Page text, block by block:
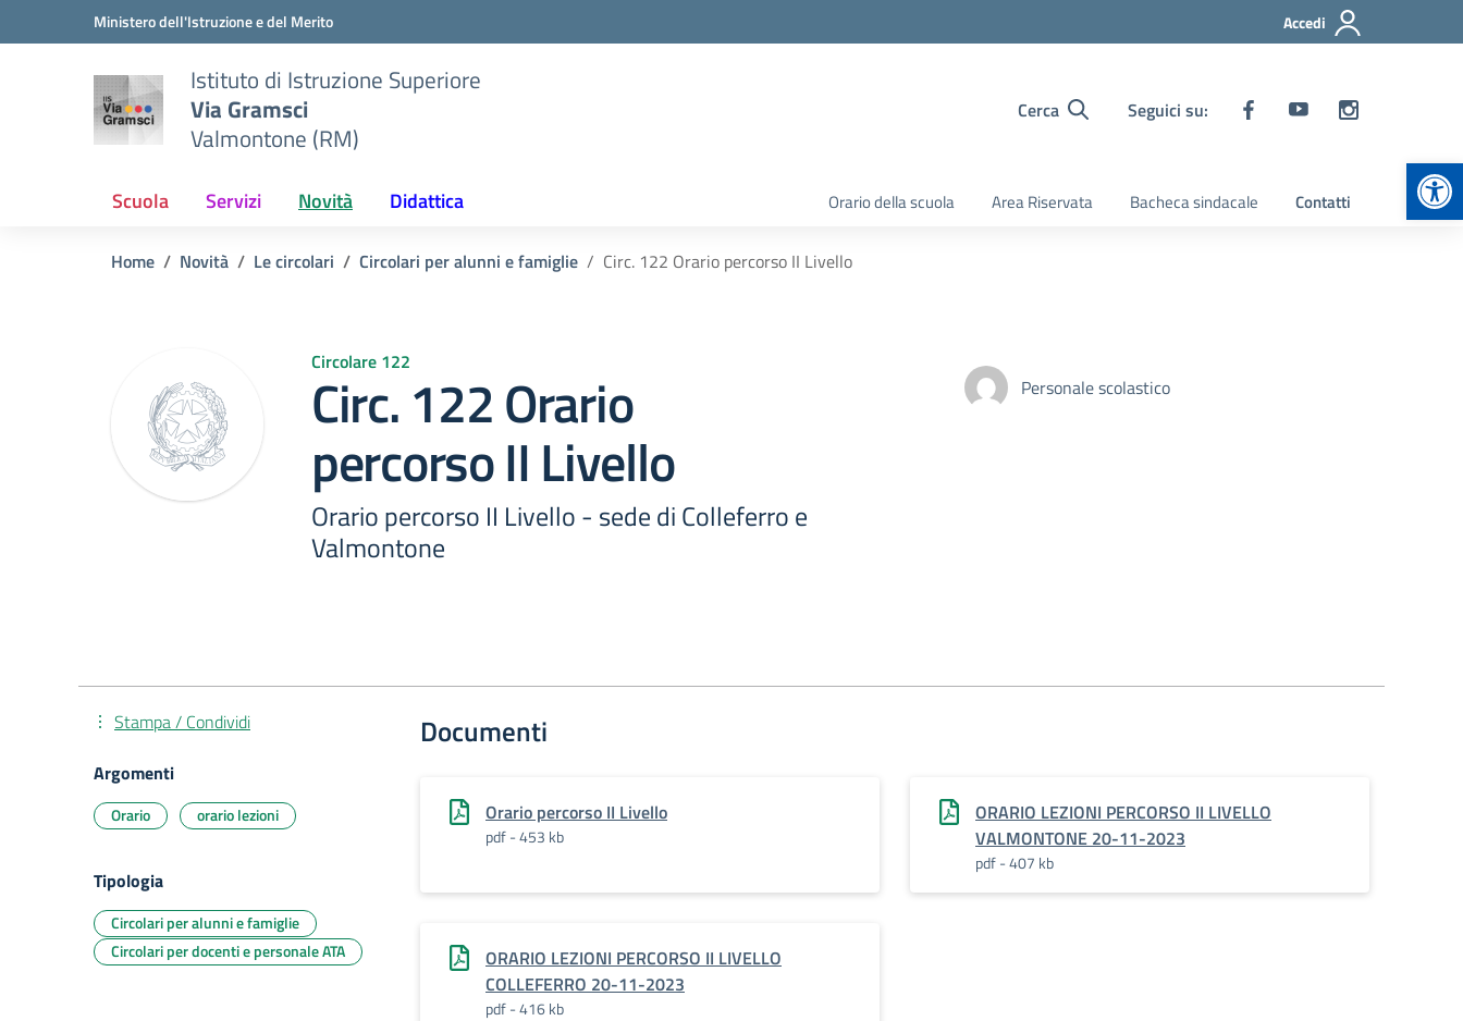
Vai ai contenuti
Vai al menu di navigazioneMinistero dell'Istruzione e del Merito Accedi
Istituto di Istruzione Superiore
Via Gramsci
Valmontone (RM)
Cerca Seguici su:
Scuola Servizi Novità Didattica Orario della scuola Area Riservata Bacheca sindacale Contatti
Home Novità Le circolari Circolari per alunni e famiglie Circ. 122 Orario percorso II Livello
Circolare 122
Circ. 122 Orario
percorso II Livello
Orario percorso II Livello - sede di Colleferro e
Valmontone
Personale scolastico
Documenti
Orario percorso II Livello
pdf - 453 kb
ORARIO LEZIONI PERCORSO II LIVELLO
VALMONTONE 20-11-2023
pdf - 407 kb
ORARIO LEZIONI PERCORSO II LIVELLO
COLLEFERRO 20-11-2023
pdf - 416 kb
Stampa / Condividi
Argomenti
Orario orario lezioni
Tipologia
Circolari per alunni e famiglie
Circolari per docenti e personale ATA